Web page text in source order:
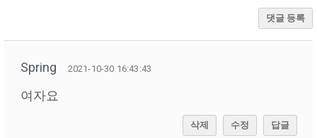
댓글 등록
Spring 2021-10-30 16:43:43
여자요
삭제 수정 답글